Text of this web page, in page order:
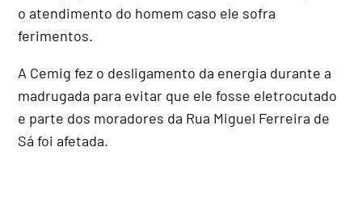
o atendimento do homem caso ele sofra
ferimentos.
A Cemig fez o desligamento da energia durante a
madrugada para evitar que ele fosse eletrocutado
e parte dos moradores da Rua Miguel Ferreira de
Sá foi afetada.